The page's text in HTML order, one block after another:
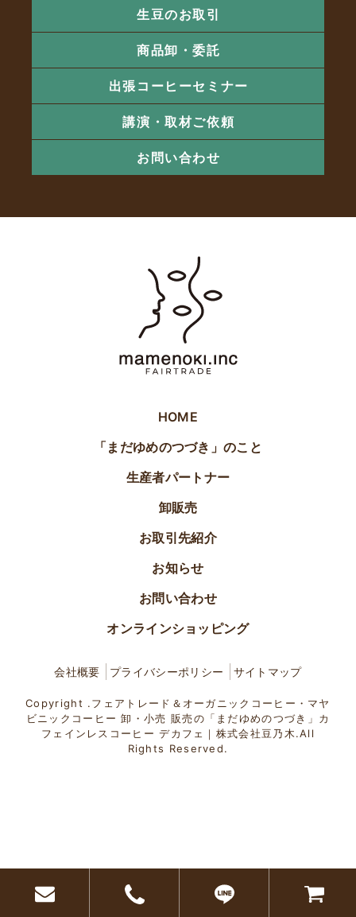
生豆のお取引
商品卸・委託
出張コーヒーセミナー
講演・取材ご依頼
お問い合わせ
HOME
「まだゆめのつづき」のこと
生産者パートナー
卸販売
お取引先紹介
お知らせ
お問い合わせ
オンラインショッピング
会社概要 プライバシーポリシー サイトマップ
Copyright .フェアトレード＆オーガニックコーヒー・マヤ
ビニックコーヒー 卸・小売 販売の「まだゆめのつづき」カ
フェインレスコーヒー デカフェ｜株式会社豆乃木.All
Rights Reserved.